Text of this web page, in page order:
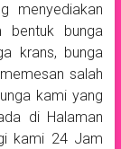
menyediakan
bentuk bunga
krans, bunga
salah
kami yang
di Halaman
kami 24 Jam